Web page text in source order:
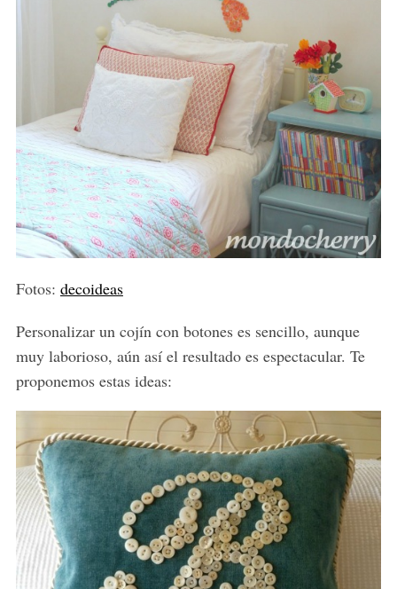
Fotos: decoideas
Personalizar un cojín con botones es sencillo, aunque
muy laborioso, aún así el resultado es espectacular. Te
proponemos estas ideas: